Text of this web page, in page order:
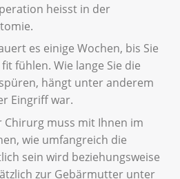
verbindet die
Vagina. Mit einem
sie dann den
sollten Sie
bevor Sie
Risiko für eine Früh-
Eine
der Trachelektomie
Für die
nötig.
heisst in der
es einige Wochen, bis Sie
fühlen. Wie lange Sie die
hängt unter anderem
Eingriff war.
muss mit Ihnen im
wie umfangreich die
sein wird beziehungsweise
zur Gebärmutter unter